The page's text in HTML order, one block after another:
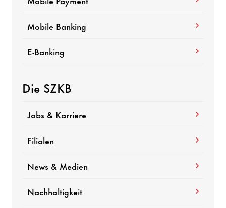
Mobile Banking
E-Banking
Die SZKB
Jobs & Karriere
Filialen
News & Medien
Nachhaltigkeit